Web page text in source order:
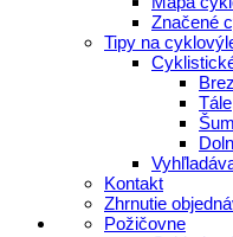
Značené
Tipy na
Tále
Kontakt
Zhrnutie
Požičovne